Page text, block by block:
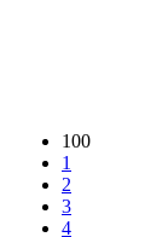
100
1
2
3
4